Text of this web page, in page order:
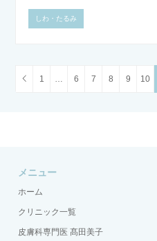
しわ・たるみ
1 6 7 8 9 10
メニュー
ホーム
クリニック一覧
皮膚科専門医 髙田美子